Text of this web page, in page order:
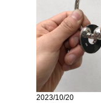
2023/10/20